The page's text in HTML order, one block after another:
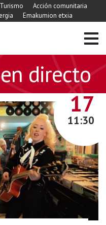
Turismo
Acción comunitaria
Emakumion etxia
directo
NOVIEMBRE
17
11:30